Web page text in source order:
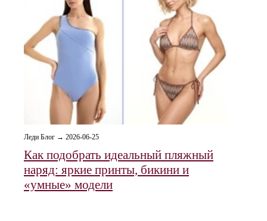
Леди Блог → 2026-06-25
Как подобрать идеальный пляжный
наряд: яркие принты, бикини и
«умные» модели